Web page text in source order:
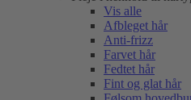
Vis alle
Afbleget hår
Anti-frizz
Farvet hår
Fedtet hår
Fint og glat hår